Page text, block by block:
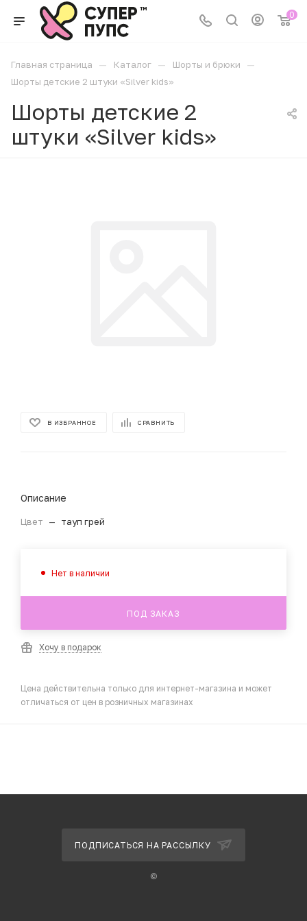
0
Главная страница — Каталог — Шорты и брюки —
Шорты детские 2 штуки «Silver kids»
Шорты детские 2
штуки «Silver kids»
В ИЗБРАННОЕ СРАВНИТЬ
Описание
Цвет — тауп грей
Нет в наличии
ПОД ЗАКАЗ
Хочу в подарок
Цена действительна только для интернет-магазина и может
отличаться от цен в розничных магазинах
ПОДПИСАТЬСЯ НА РАССЫЛКУ
©